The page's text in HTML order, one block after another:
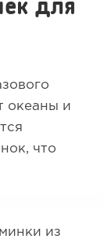
океаны и
что
из